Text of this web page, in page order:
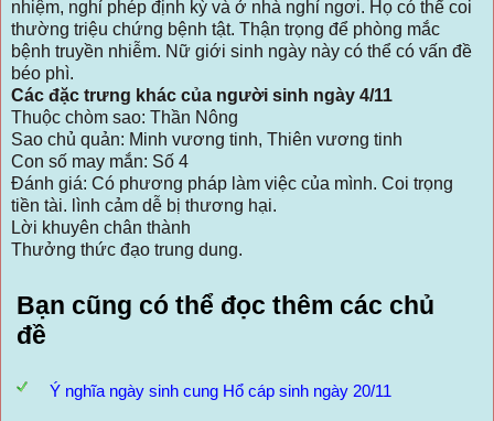
nhiệm, nghỉ phép định kỳ và ở nhà nghỉ ngơi. Họ có thể coi
thường triệu chứng bệnh tật. Thận trọng để phòng mắc
bệnh truyền nhiễm. Nữ giới sinh ngày này có thể có vấn đề
béo phì.
Các đặc trưng khác của người sinh ngày 4/11
Thuộc chòm sao: Thần Nông
Sao chủ quản: Minh vương tinh, Thiên vương tinh
Con số may mắn: Số 4
Đánh giá: Có phương pháp làm việc của mình. Coi trọng
tiền tài. lình cảm dễ bị thương hại.
Lời khuyên chân thành
Thưởng thức đạo trung dung.
Bạn cũng có thể đọc thêm các chủ
đề
Ý nghĩa ngày sinh cung Hổ cáp sinh ngày 20/11